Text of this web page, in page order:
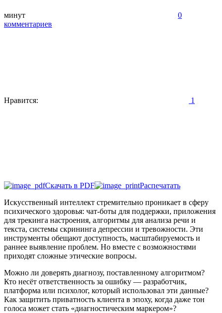
минут
0
комментариев
Нравится: 1
Скачать в PDF
Распечатать
Искусственный интеллект стремительно проникает в сферу
психического здоровья: чат-боты для поддержки, приложения
для трекинга настроения, алгоритмы для анализа речи и
текста, системы скрининга депрессии и тревожности. Эти
инструменты обещают доступность, масштабируемость и
раннее выявление проблем. Но вместе с возможностями
приходят сложные этические вопросы.
Можно ли доверять диагнозу, поставленному алгоритмом?
Кто несёт ответственность за ошибку — разработчик,
платформа или психолог, который использовал эти данные?
Как защитить приватность клиента в эпоху, когда даже тон
голоса может стать «диагностическим маркером»?